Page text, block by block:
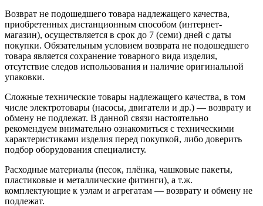
Возврат не подошедшего товара надлежащего качества,
приобретенных дистанционным способом (интернет-
магазин), осуществляется в срок до 7 (семи) дней с даты
покупки. Обязательным условием возврата не подошедшего
товара является сохранение товарного вида изделия,
отсутствие следов использования и наличие оригинальной
упаковки.
Сложные технические товары надлежащего качества, в том
числе электротовары (насосы, двигатели и др.) — возврату и
обмену не подлежат. В данной связи настоятельно
рекомендуем внимательно ознакомиться с техническими
характеристиками изделия перед покупкой, либо доверить
подбор оборудования специалисту.
Расходные материалы (песок, плёнка, чашковые пакеты,
пластиковые и металлические фитинги), а т.ж.
комплектующие к узлам и агрегатам — возврату и обмену не
подлежат.